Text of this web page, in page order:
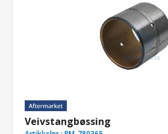
Veivstangbøssing